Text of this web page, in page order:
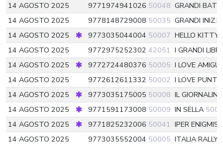
14 AGOSTO 2025
9771974941026 50048 GRANDI
14 AGOSTO 2025
9778148729008 50035 GRANDI
14 AGOSTO 2025
9773035044004 50007 HELLO KITTY
14 AGOSTO 2025
9772975252302 42051 I GRANDI
14 AGOSTO 2025
9772724480376 50005 I LOVE
14 AGOSTO 2025
9772612611332 50002 I LOVE
14 AGOSTO 2025
9773035175005 50008 IL
14 AGOSTO 2025
9771591173008 50009 IN SELLA
14 AGOSTO 2025
9771825232006 50041 IPER
14 AGOSTO 2025
9773035552004 50005 ITALIA RALLY